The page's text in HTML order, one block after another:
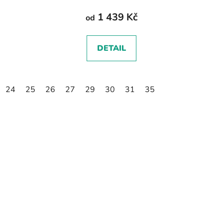
od 1 439 Kč
DETAIL
24 25 26 27 29 30 31 35